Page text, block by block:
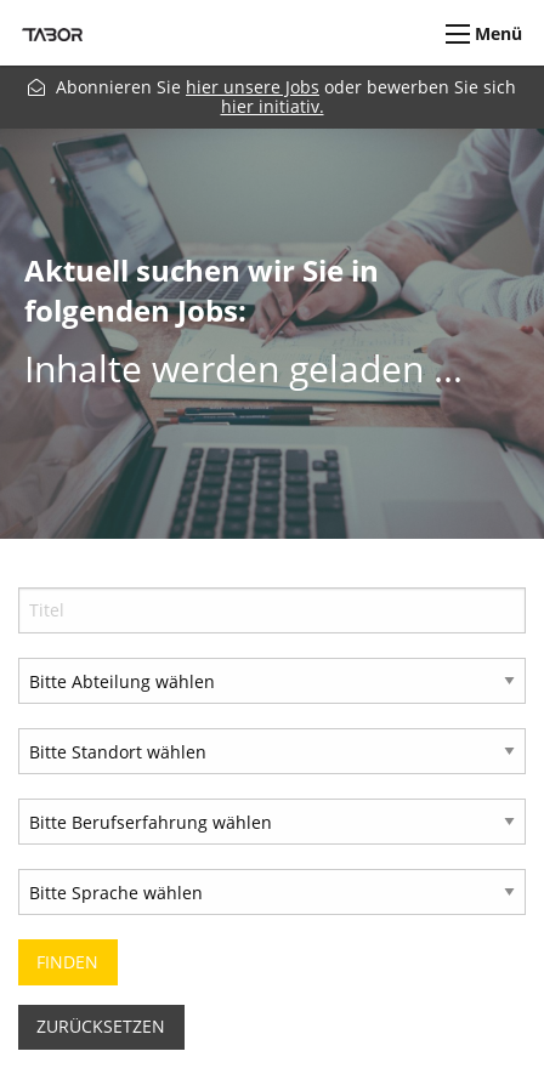
Menü
Abonnieren Sie hier unsere Jobs oder bewerben Sie sich
hier initiativ.
Aktuell suchen wir Sie in
folgenden Jobs:
Inhalte werden geladen ...
ZURÜCKSETZEN